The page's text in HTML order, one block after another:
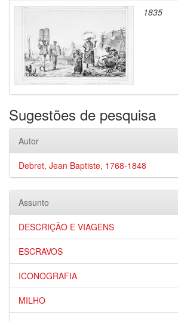
1835
Sugestões de pesquisa
Autor
Debret, Jean Baptiste, 1768-1848
Assunto
DESCRIÇÃO E VIAGENS
ESCRAVOS
ICONOGRAFIA
MILHO